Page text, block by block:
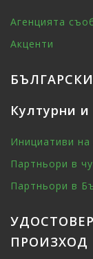
Агенцията
Акценти
Културни
Инициативи на
Партньори в
Партньори в
ПРОИЗХОД